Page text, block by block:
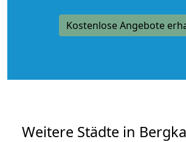
Kostenlose Angebote
Weitere Städte in